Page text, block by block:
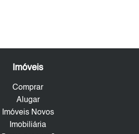
Imóveis
Comprar
Alugar
Imóveis Novos
Imobiliária